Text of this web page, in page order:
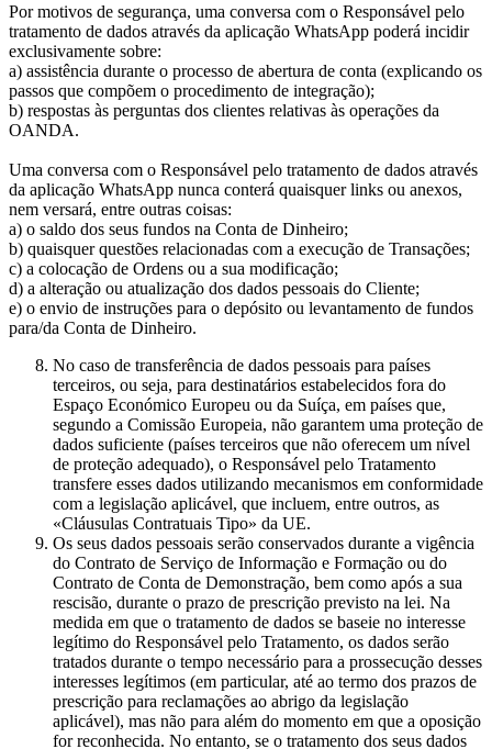
Por motivos de segurança, uma conversa com o Responsável pelo
tratamento de dados através da aplicação WhatsApp poderá incidir
exclusivamente sobre:
a) assistência durante o processo de abertura de conta (explicando os
passos que compõem o procedimento de integração);
b) respostas às perguntas dos clientes relativas às operações da
OANDA.
Uma conversa com o Responsável pelo tratamento de dados através
da aplicação WhatsApp nunca conterá quaisquer links ou anexos,
nem versará, entre outras coisas:
a) o saldo dos seus fundos na Conta de Dinheiro;
b) quaisquer questões relacionadas com a execução de Transações;
c) a colocação de Ordens ou a sua modificação;
d) a alteração ou atualização dos dados pessoais do Cliente;
e) o envio de instruções para o depósito ou levantamento de fundos
para/da Conta de Dinheiro.
No caso de transferência de dados pessoais para países
terceiros, ou seja, para destinatários estabelecidos fora do
Espaço Económico Europeu ou da Suíça, em países que,
segundo a Comissão Europeia, não garantem uma proteção de
dados suficiente (países terceiros que não oferecem um nível
de proteção adequado), o Responsável pelo Tratamento
transfere esses dados utilizando mecanismos em conformidade
com a legislação aplicável, que incluem, entre outros, as
«Cláusulas Contratuais Tipo» da UE.
Os seus dados pessoais serão conservados durante a vigência
do Contrato de Serviço de Informação e Formação ou do
Contrato de Conta de Demonstração, bem como após a sua
rescisão, durante o prazo de prescrição previsto na lei. Na
medida em que o tratamento de dados se baseie no interesse
legítimo do Responsável pelo Tratamento, os dados serão
tratados durante o tempo necessário para a prossecução desses
interesses legítimos (em particular, até ao termo dos prazos de
prescrição para reclamações ao abrigo da legislação
aplicável), mas não para além do momento em que a oposição
for reconhecida. No entanto, se o tratamento dos seus dados